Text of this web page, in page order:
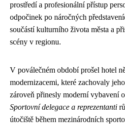
prostředí a profesionální přístup
odpočinek po náročných
součástí kulturního života města a
scény v regionu.
V poválečném období prošel hotel
modernizacemi, které zachovaly
zároveň přinesly moderní vybavení
Sportovní delegace a reprezentanti
útočiště během mezinárodních